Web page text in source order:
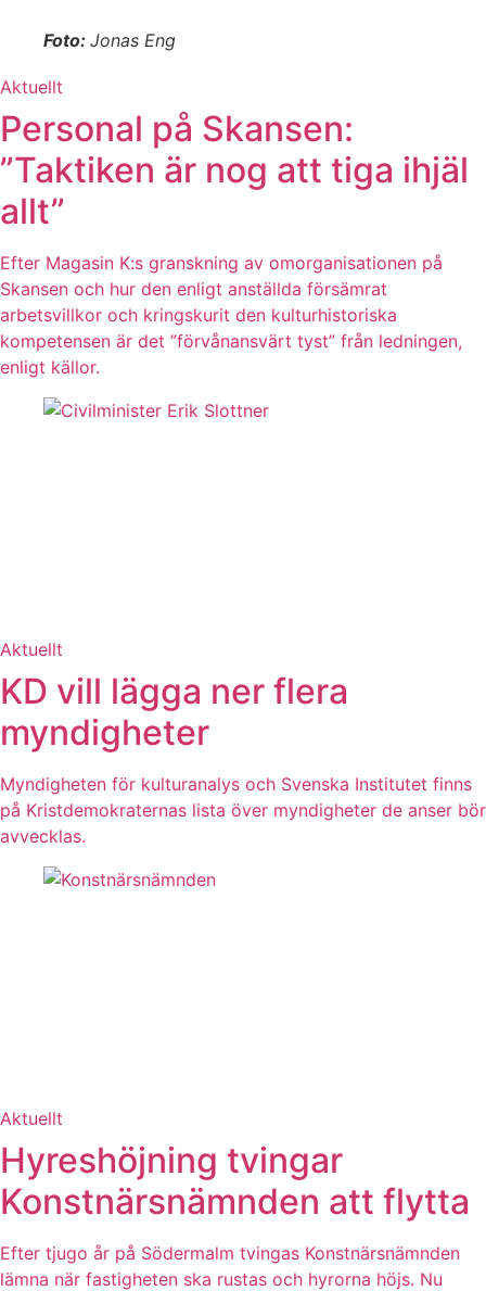
Foto: Jonas Eng
Aktuellt
Personal på Skansen:
”Taktiken är nog att tiga ihjäl
allt”
Efter Magasin K:s granskning av omorganisationen på
Skansen och hur den enligt anställda försämrat
arbetsvillkor och kringskurit den kulturhistoriska
kompetensen är det ”förvånansvärt tyst” från ledningen,
enligt källor.
Aktuellt
KD vill lägga ner flera
myndigheter
Myndigheten för kulturanalys och Svenska Institutet finns
på Kristdemokraternas lista över myndigheter de anser bör
avvecklas.
Aktuellt
Hyreshöjning tvingar
Konstnärsnämnden att flytta
Efter tjugo år på Södermalm tvingas Konstnärsnämnden
lämna när fastigheten ska rustas och hyrorna höjs. Nu